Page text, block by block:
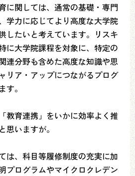
に関しては、通常の基礎・専門
学力に応じてより高度な大学院
したいと考えています。リスキ
に大学院課程を対象に、特定の
連分野も含めた高度な知識や思
リア・アップにつながるプログ
す。
教育連携」をいかに効率よく推
思いますが。
は、科目等履修制度の充実に加
プログラムやマイクロクレデン